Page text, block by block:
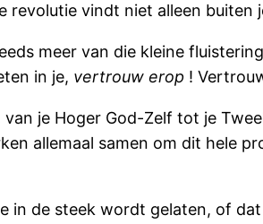
vindt niet alleen buiten
meer van die kleine
in je, vertrouw erop !
je Hoger God-Zelf tot je
allemaal samen om dit hele
in de steek wordt gelaten, of